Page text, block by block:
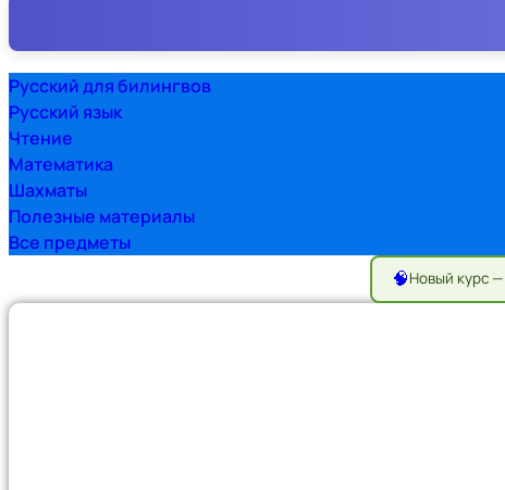
Русский для билингвов
Русский язык
Чтение
Математика
Шахматы
Полезные материалы
Все предметы
🧠Новый курс —